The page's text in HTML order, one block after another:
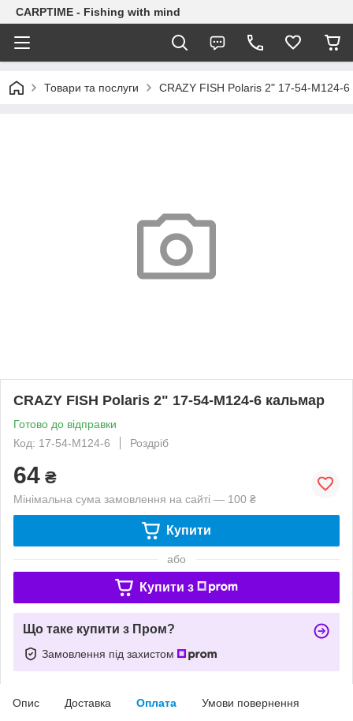
CARPTIME - Fishing with mind
Товари та послуги CRAZY FISH Polaris 2" 17-54-M124-6
CRAZY FISH Polaris 2" 17-54-M124-6 кальмар
Готово до відправки
Код: 17-54-M124-6
Роздріб
64 ₴
Мінімальна сума замовлення на сайті — 100 ₴
Купити
або
Купити з
Що таке купити з Пром?
Замовлення під захистом
Опис Доставка Оплата Умови повернення